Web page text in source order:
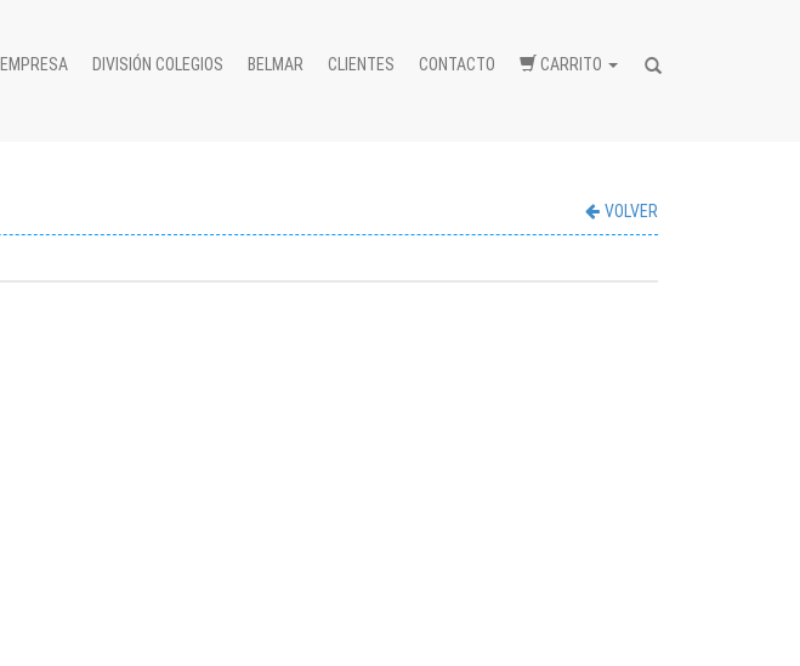
DIVISIÓN COLEGIOS BELMAR CLIENTES CONTACTO CARRITO
VOLVER